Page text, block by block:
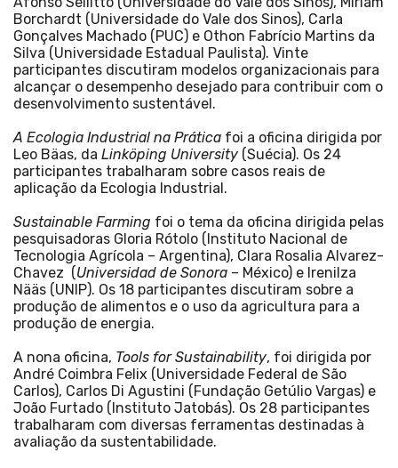
Borchardt (Universidade do Vale dos Sinos), Carla
Gonçalves Machado (PUC) e Othon Fabrício Martins da
Silva (Universidade Estadual Paulista). Vinte
participantes discutiram modelos organizacionais para
alcançar o desempenho desejado para contribuir com o
desenvolvimento sustentável.
A Ecologia Industrial na Prática foi a oficina dirigida por
Leo Bäas, da Linköping University (Suécia). Os 24
participantes trabalharam sobre casos reais de
aplicação da Ecologia Industrial.
Sustainable Farming foi o tema da oficina dirigida pelas
pesquisadoras Gloria Rótolo (Instituto Nacional de
Tecnologia Agrícola – Argentina), Clara Rosalia Alvarez-
Chavez (Universidad de Sonora – México) e Irenilza
Nääs (UNIP). Os 18 participantes discutiram sobre a
produção de alimentos e o uso da agricultura para a
produção de energia.
A nona oficina, Tools for Sustainability, foi dirigida por
André Coimbra Felix (Universidade Federal de São
Carlos), Carlos Di Agustini (Fundação Getúlio Vargas) e
João Furtado (Instituto Jatobás). Os 28 participantes
trabalharam com diversas ferramentas destinadas à
avaliação da sustentabilidade.